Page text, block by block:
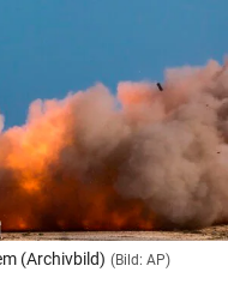
(Archivbild) (Bild: AP)